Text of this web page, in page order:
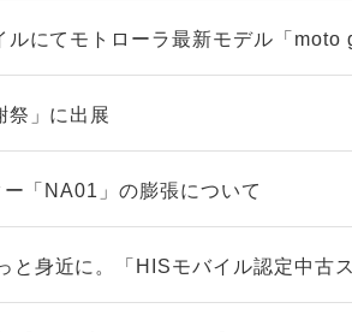
ルにてモトローラ最新モデル「moto
祭」に出展
「NA01」の膨張について
と身近に。「HISモバイル認定中古